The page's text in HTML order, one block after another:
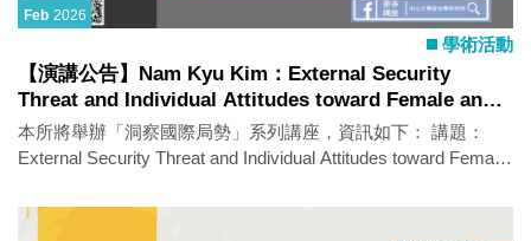
Feb 2026
學術活動
【演講公告】Nam Kyu Kim：External Security
Threat and Individual Attitudes toward Female and
Male Leaders
本所將舉辦「洞察國際局勢」系列講座，資訊如下： 講題：
External Security Threat and Individual Attitudes toward Female
University, South Korea） 時間：2026年2月25日（三）14：